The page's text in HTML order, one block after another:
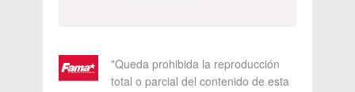
"Queda prohibida la reproducción
total o parcial del contenido de esta